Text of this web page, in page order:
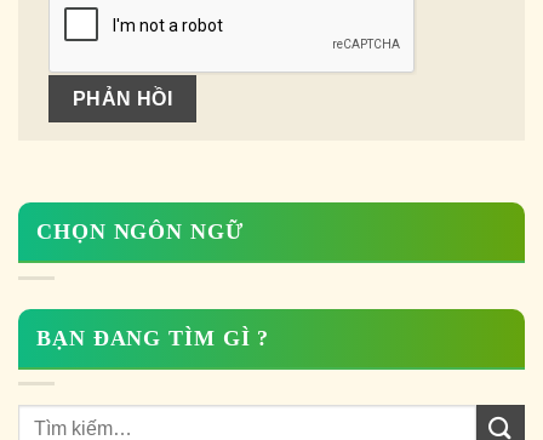
CHỌN NGÔN NGỮ
BẠN ĐANG TÌM GÌ ?